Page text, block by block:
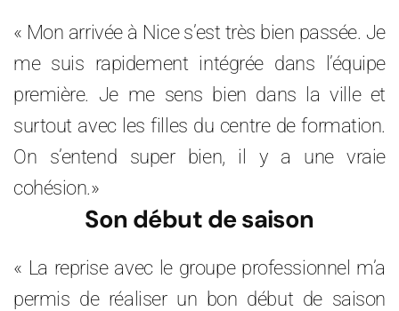
« Mon arrivée à Nice s’est très bien passée. Je
me suis rapidement intégrée dans l’équipe
première. Je me sens bien dans la ville et
surtout avec les filles du centre de formation.
On s’entend super bien, il y a une vraie
cohésion.»
Son début de saison
« La reprise avec le groupe professionnel m’a
permis de réaliser un bon début de saison